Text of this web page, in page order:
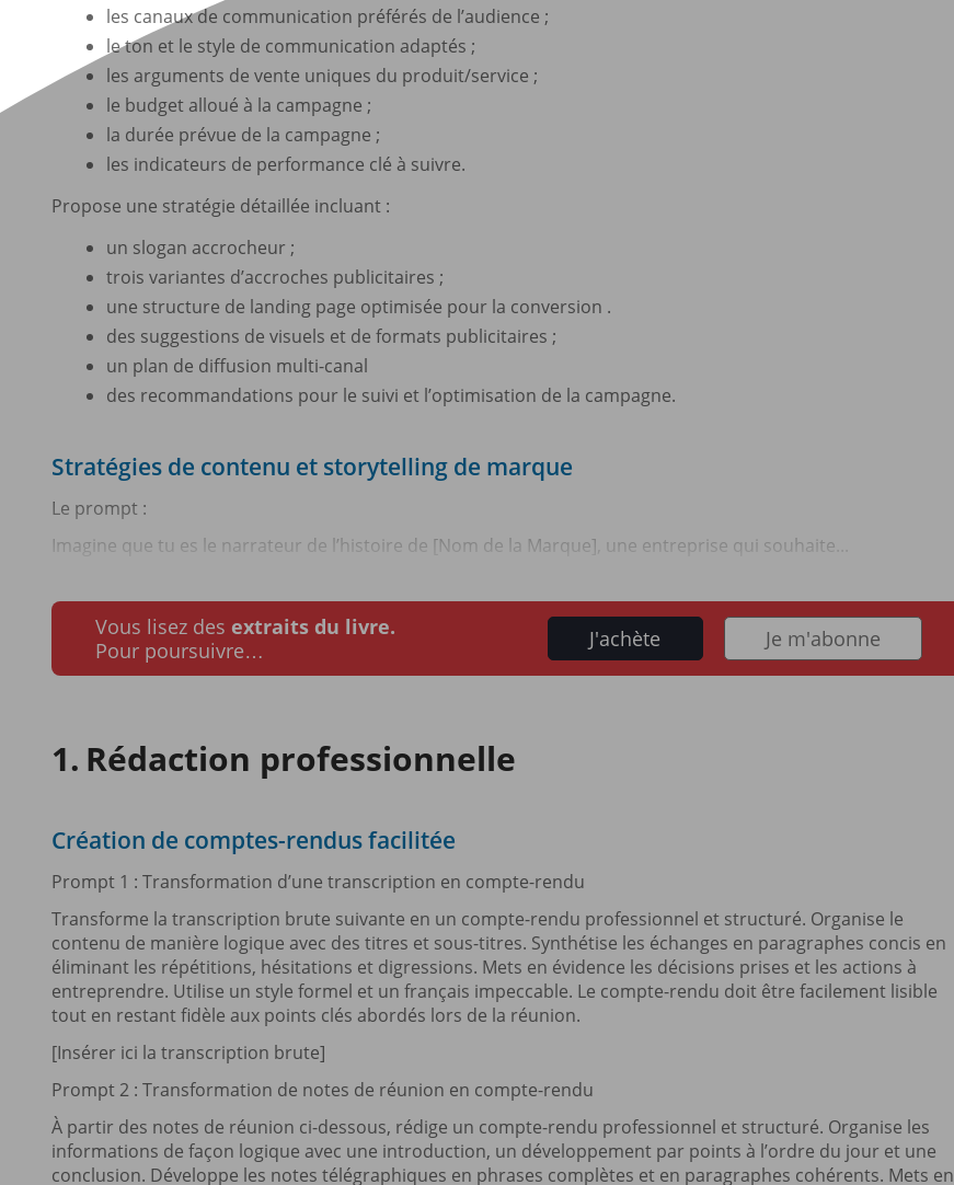
les canaux de communication préférés de l’audience ;
le ton et le style de communication adaptés ;
les arguments de vente uniques du produit/service ;
le budget alloué à la campagne ;
la durée prévue de la campagne ;
les indicateurs de performance clé à suivre.
Propose une stratégie détaillée incluant :
un slogan accrocheur ;
trois variantes d’accroches publicitaires ;
une structure de landing page optimisée pour la conversion .
des suggestions de visuels et de formats publicitaires ;
un plan de diffusion multi-canal
des recommandations pour le suivi et l’optimisation de la campagne.
Stratégies de contenu et storytelling de marque
Le prompt :
Imagine que tu es le narrateur de l’histoire de [Nom de la Marque], une entreprise qui souhaite...
Vous lisez des extraits du livre.
Pour poursuivre…
J'achète Je m'abonne
Rédaction professionnelle
Création de comptes-rendus facilitée
Prompt 1 : Transformation d’une transcription en compte-rendu
Transforme la transcription brute suivante en un compte-rendu professionnel et structuré. Organise le
contenu de manière logique avec des titres et sous-titres. Synthétise les échanges en paragraphes concis en
éliminant les répétitions, hésitations et digressions. Mets en évidence les décisions prises et les actions à
entreprendre. Utilise un style formel et un français impeccable. Le compte-rendu doit être facilement lisible
tout en restant fidèle aux points clés abordés lors de la réunion.
[Insérer ici la transcription brute]
Prompt 2 : Transformation de notes de réunion en compte-rendu
À partir des notes de réunion ci-dessous, rédige un compte-rendu professionnel et structuré. Organise les
informations de façon logique avec une introduction, un développement par points à l’ordre du jour et une
conclusion. Développe les notes télégraphiques en phrases complètes et en paragraphes cohérents. Mets en